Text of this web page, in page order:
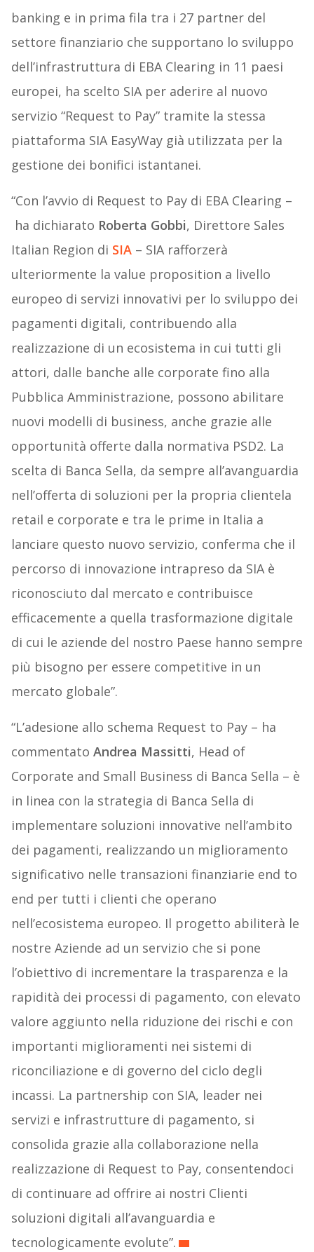
banking e in prima fila tra i 27 partner del
settore finanziario che supportano lo sviluppo
dell’infrastruttura di EBA Clearing in 11 paesi
europei, ha scelto SIA per aderire al nuovo
servizio “Request to Pay” tramite la stessa
piattaforma SIA EasyWay già utilizzata per la
gestione dei bonifici istantanei.
“Con l’avvio di Request to Pay di EBA Clearing –
ha dichiarato Roberta Gobbi, Direttore Sales
Italian Region di SIA – SIA rafforzerà
ulteriormente la value proposition a livello
europeo di servizi innovativi per lo sviluppo dei
pagamenti digitali, contribuendo alla
realizzazione di un ecosistema in cui tutti gli
attori, dalle banche alle corporate fino alla
Pubblica Amministrazione, possono abilitare
nuovi modelli di business, anche grazie alle
opportunità offerte dalla normativa PSD2. La
scelta di Banca Sella, da sempre all’avanguardia
nell’offerta di soluzioni per la propria clientela
retail e corporate e tra le prime in Italia a
lanciare questo nuovo servizio, conferma che il
percorso di innovazione intrapreso da SIA è
riconosciuto dal mercato e contribuisce
efficacemente a quella trasformazione digitale
di cui le aziende del nostro Paese hanno sempre
più bisogno per essere competitive in un
mercato globale”.
“L’adesione allo schema Request to Pay – ha
commentato Andrea Massitti, Head of
Corporate and Small Business di Banca Sella – è
in linea con la strategia di Banca Sella di
implementare soluzioni innovative nell’ambito
dei pagamenti, realizzando un miglioramento
significativo nelle transazioni finanziarie end to
end per tutti i clienti che operano
nell’ecosistema europeo. Il progetto abiliterà le
nostre Aziende ad un servizio che si pone
l’obiettivo di incrementare la trasparenza e la
rapidità dei processi di pagamento, con elevato
valore aggiunto nella riduzione dei rischi e con
importanti miglioramenti nei sistemi di
riconciliazione e di governo del ciclo degli
incassi. La partnership con SIA, leader nei
servizi e infrastrutture di pagamento, si
consolida grazie alla collaborazione nella
realizzazione di Request to Pay, consentendoci
di continuare ad offrire ai nostri Clienti
soluzioni digitali all’avanguardia e
tecnologicamente evolute”.